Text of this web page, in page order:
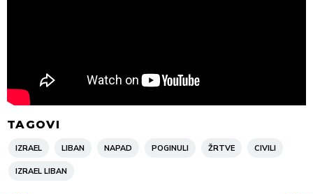
TAGOVI
IZRAEL LIBAN NAPAD POGINULI ŽRTVE CIVILI
IZRAEL LIBAN